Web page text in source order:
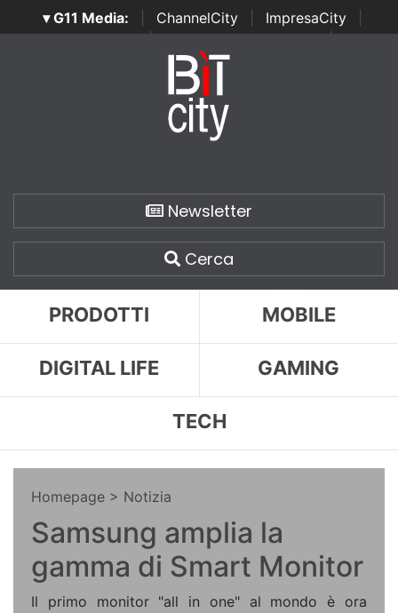
▾ G11 Media: ChannelCity ImpresaCity
SecurityOpenLab | Italian Channel Awards | Italian
Italian Security Awards
Newsletter
Cerca
PRODOTTI MOBILE
DIGITAL LIFE GAMING
TECH
Homepage > Notizia
Samsung amplia la
gamma di Smart Monitor
Il primo monitor "all in one" al mondo è ora